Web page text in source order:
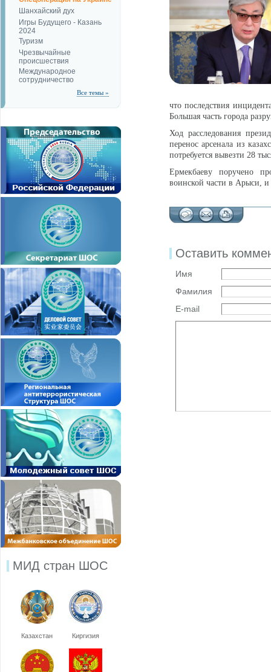
Шанхайский дух
Игры Будущего - Казань
2024
Туризм
Чрезвычайные
происшествия
Международное
сотрудничество
Все темы »
МИД стран ШОС
Казахстан Киргизия
что последствия
Большая часть города
Ход расследования
перенос арсенала из
потребуется вывезти 28
Ермекбаеву поручено
воинской части в Арыси, и
Оставить
Имя
Фамилия
E-mail